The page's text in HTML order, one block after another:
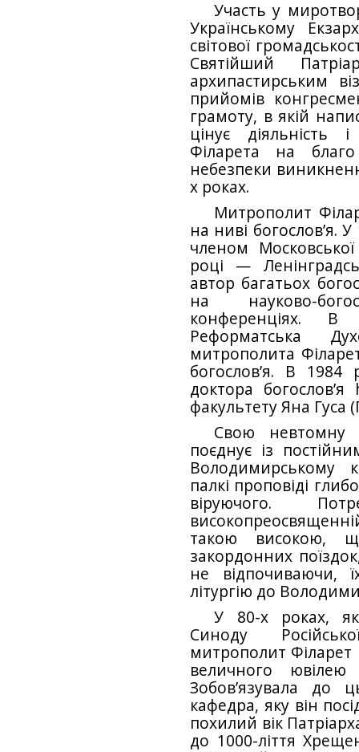
Участь у
Українському
світової
Святійший
архипастирським
прийомів
грамо­ту, в якій
цінує
Філарета на
небезпеки
х роках.
Митрополит
на ниві богослов’я.
членом
році —
автор багатьох
на нау­ково-
конференціях. В
Реформатська
митрополита
богослов’я. В 1984
доктора
факультету Яна Гуса
Свою невтомну
поєднує із
Володимирському
палкі проповіді
віруючого.
такою високою,
закордонних
не відпочиваючи,
літургію до
У 80-х роках,
Синоду
митрополит
величного ювілею
Зобов’язувала до
кафедра, яку він
похилий вік
до 1000-ліття